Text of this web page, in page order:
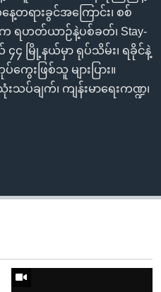
နေ့တရားခွင်အကြောင်း၊ စစ်
ရဟတ်ယာဉ်နဲ့ပစ်ခတ်၊ Stay-
၄၄ မြို့နယ်မှာ ရုပ်သိမ်း၊ ရခိုင်နဲ့
ေးဖြစ်သူ များပြား။
သပ်ချက်၊ ကျန်းမာရေးကဏ္ဍ၊